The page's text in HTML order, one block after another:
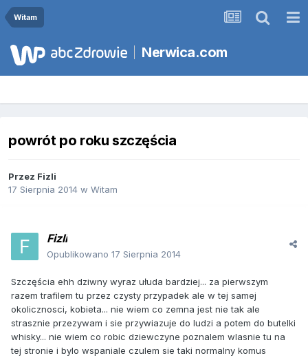
Witam
Nerwica.com
powrót po roku szczęścia
Przez Fizli
17 Sierpnia 2014 w Witam
Fizli
Opublikowano 17 Sierpnia 2014
Szczęścia ehh dziwny wyraz ułuda bardziej... za pierwszym
razem trafilem tu przez czysty przypadek ale w tej samej
okolicznosci, kobieta... nie wiem co zemna jest nie tak ale
strasznie przezywam i sie przywiazuje do ludzi a potem do butelki
whisky... nie wiem co robic dziewczyne poznalem wlasnie tu na
tej stronie i bylo wspaniale czulem sie taki normalny komus